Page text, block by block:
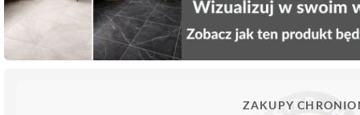
ZAKUPY